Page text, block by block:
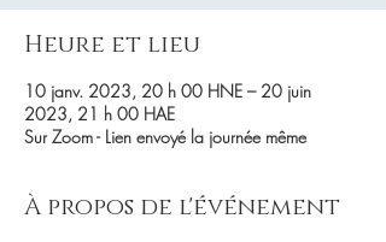
Heure et lieu
10 janv. 2023, 20 h 00 HNE – 20 juin
2023, 21 h 00 HAE
Sur Zoom - Lien envoyé la journée même
À propos de l'événement